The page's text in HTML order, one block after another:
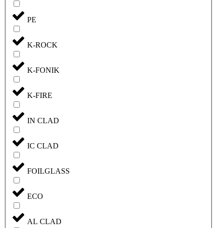
PE
K-ROCK
K-FONIK
K-FIRE
IN CLAD
IC CLAD
FOILGLASS
ECO
AL CLAD